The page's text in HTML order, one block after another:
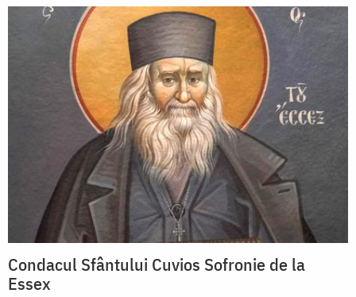
Condacul Sfântului Cuvios Sofronie de la
Essex